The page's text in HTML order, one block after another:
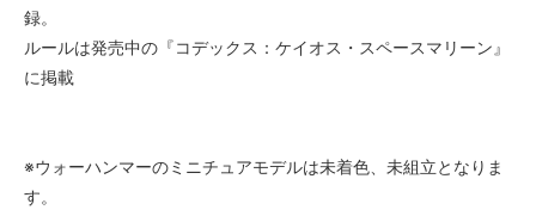
録。
ルールは発売中の『コデックス：ケイオス・スペースマリーン』
に掲載
※ウォーハンマーのミニチュアモデルは未着色、未組立となりま
す。